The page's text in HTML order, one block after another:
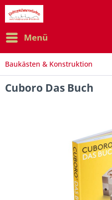
Menü
Baukästen & Konstruktion
Cuboro Das Buch